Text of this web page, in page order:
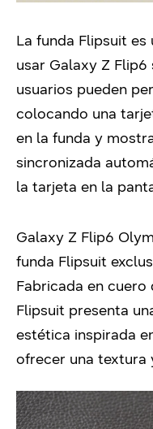
La funda Flipsuit
usar Galaxy Z
usuarios pueden
colocando una
en la funda y
sincronizada
la tarjeta en la
Galaxy Z Flip6
funda Flipsuit
Fabricada en
Flipsuit presenta
estética inspirada
ofrecer una textura